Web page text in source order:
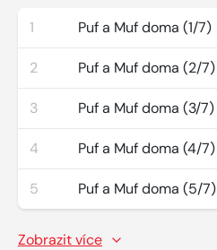
1 Puf a Muf doma (1/7)
2 Puf a Muf doma (2/7)
3 Puf a Muf doma (3/7)
4 Puf a Muf doma (4/7)
5 Puf a Muf doma (5/7)
Zobrazit více